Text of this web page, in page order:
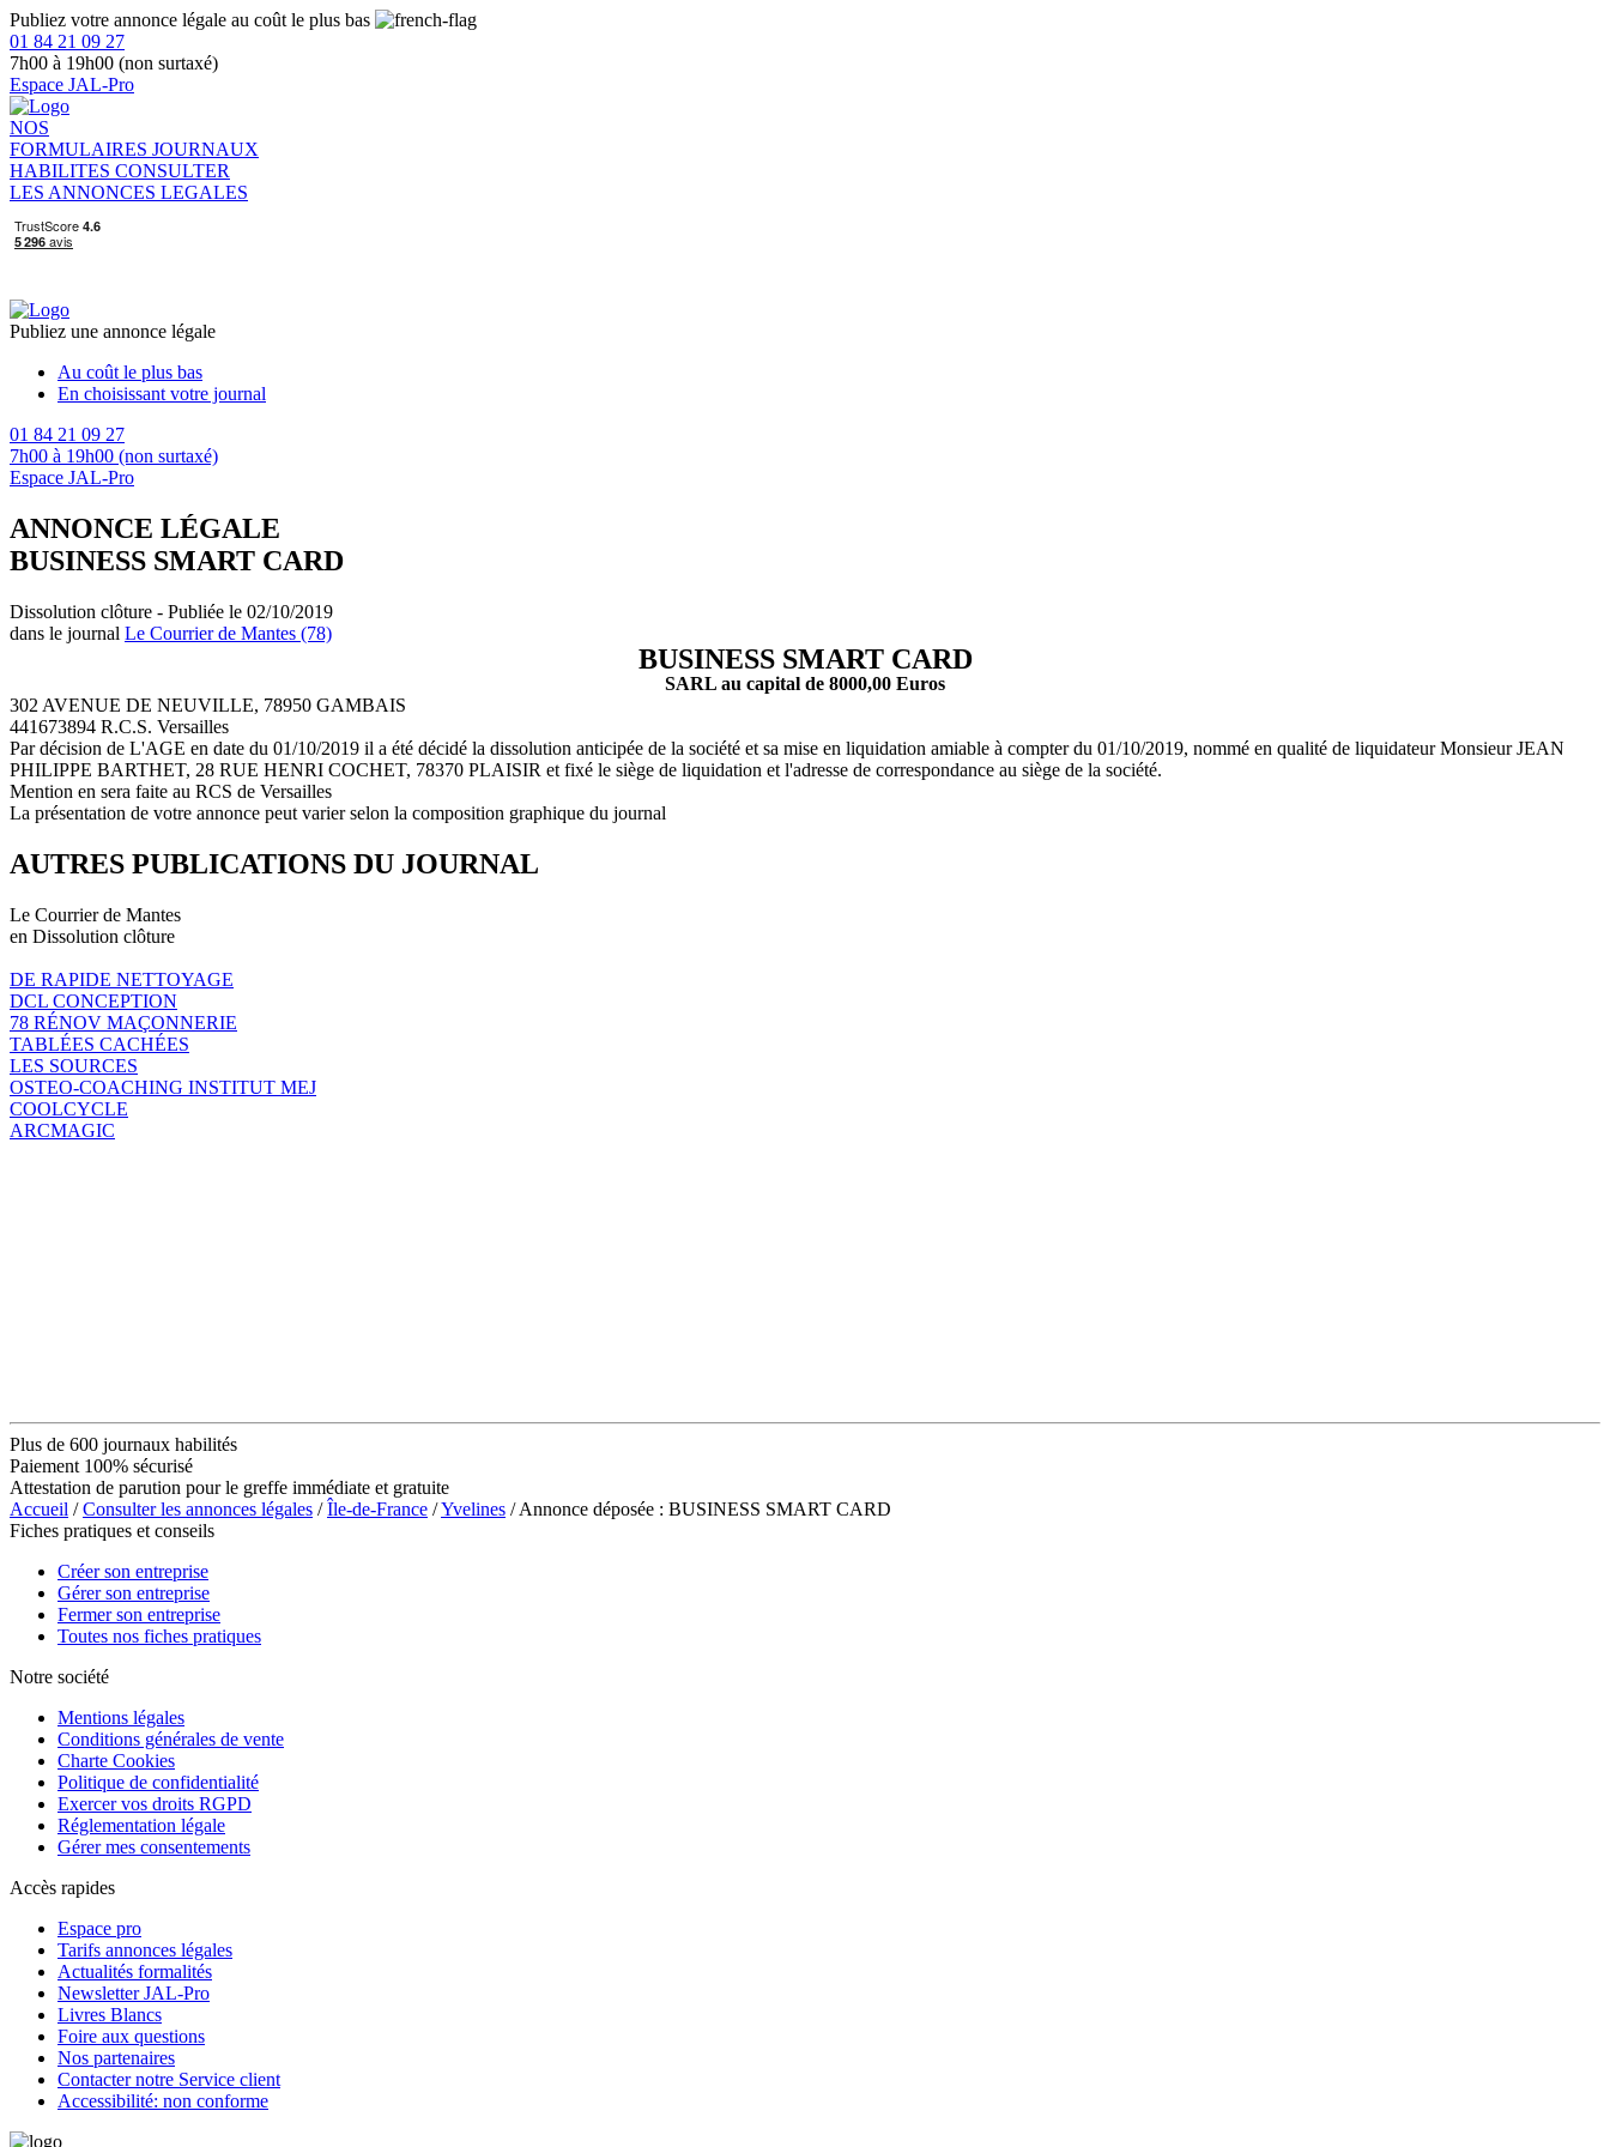
Publiez votre annonce légale au coût le plus bas
01 84 21 09 27
7h00 à 19h00 (non surtaxé)
Espace JAL-Pro
NOS
FORMULAIRES JOURNAUX
HABILITES CONSULTER
LES ANNONCES LEGALES
Publiez une annonce légale
Au coût le plus bas
En choisissant votre journal
01 84 21 09 27
7h00 à 19h00 (non surtaxé)
Espace JAL-Pro
ANNONCE LÉGALE
BUSINESS SMART CARD
Dissolution clôture - Publiée le 02/10/2019
dans le journal Le Courrier de Mantes (78)
BUSINESS SMART CARD
SARL au capital de 8000,00 Euros
302 AVENUE DE NEUVILLE, 78950 GAMBAIS
441673894 R.C.S. Versailles
Par décision de L'AGE en date du 01/10/2019 il a été décidé la dissolution anticipée de la société et sa mise en liquidation amiable à compter du 01/10/2019, nommé en qualité de liquidateur Monsieur JEAN
PHILIPPE BARTHET, 28 RUE HENRI COCHET, 78370 PLAISIR et fixé le siège de liquidation et l'adresse de correspondance au siège de la société.
Mention en sera faite au RCS de Versailles
La présentation de votre annonce peut varier selon la composition graphique du journal
AUTRES PUBLICATIONS DU JOURNAL
Le Courrier de Mantes
en Dissolution clôture
DE RAPIDE NETTOYAGE
DCL CONCEPTION
78 RÉNOV MAÇONNERIE
TABLÉES CACHÉES
LES SOURCES
OSTEO-COACHING INSTITUT MEJ
COOLCYCLE
ARCMAGIC
Plus de 600 journaux habilités
Paiement 100% sécurisé
Attestation de parution pour le greffe immédiate et gratuite
Accueil /Consulter les annonces légales /Île-de-France /Yvelines / Annonce déposée : BUSINESS SMART CARD
Fiches pratiques et conseils
Créer son entreprise
Gérer son entreprise
Fermer son entreprise
Toutes nos fiches pratiques
Notre société
Mentions légales
Conditions générales de vente
Charte Cookies
Politique de confidentialité
Exercer vos droits RGPD
Réglementation légale
Gérer mes consentements
Accès rapides
Espace pro
Tarifs annonces légales
Actualités formalités
Newsletter JAL-Pro
Livres Blancs
Foire aux questions
Nos partenaires
Contacter notre Service client
Accessibilité: non conforme